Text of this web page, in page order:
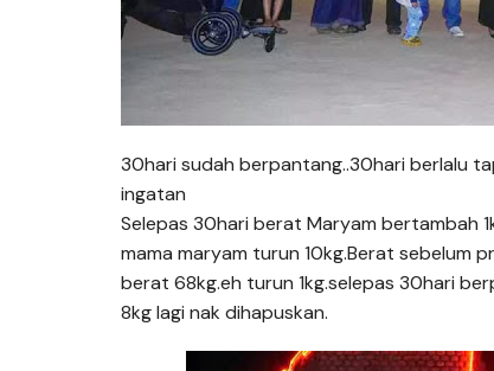
30hari sudah berpantang..30hari berlalu
ingatan
Selepas 30hari berat Maryam bertambah
mama maryam turun 10kg.Berat sebelum
berat 68kg.eh turun 1kg.selepas 30hari
8kg lagi nak dihapuskan.